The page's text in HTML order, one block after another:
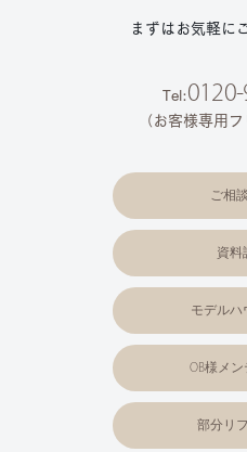
まずはお気軽に
Tel:
（お客様専用
ご相
資料
モデルハ
OB様メ
部分リ